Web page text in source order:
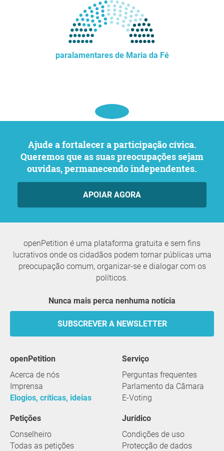
paralamentares de Maria da Fé
Ajude a fortalecer a participação cívica.
Queremos que as suas preocupações sejam
ouvidas, permanecendo independentes.
APOIAR AGORA
openPetition é uma plataforma gratuita e sem fins
lucrativos onde os cidadãos podem tornar públicas uma
preocupação comum, organizar-se e dialogar com os
políticos.
Nunca mais perca nenhuma notícia
SUBSCREVER A NEWSLETTER
openPetition
Acerca de nós
Imprensa
Elogios, críticas, ideias
serviço
Perguntas frequentes
Parlamento da Câmara
E-Voting
Petições
Conselheiro
Todas as petições
Jurídico
Condições de uso
Protecção de dados